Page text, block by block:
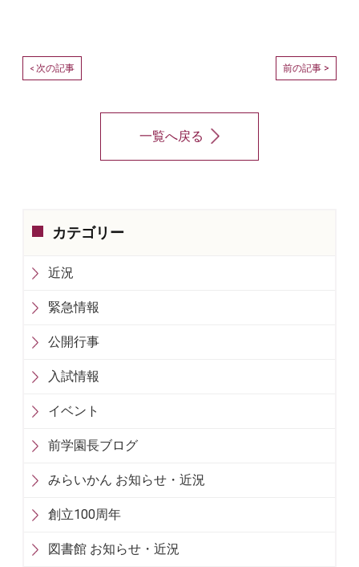
< 次の記事 前の記事 >
一覧へ戻る
カテゴリー
近況
緊急情報
公開行事
入試情報
イベント
前学園長ブログ
みらいかん お知らせ・近況
創立100周年
図書館 お知らせ・近況